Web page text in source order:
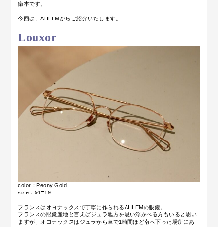
衛本です。
今回は、AHLEMからご紹介いたします。
Louxor
color：Peony Gold
size：54□19
フランスはオヨナックスで丁寧に作られるAHLEMの眼鏡。
フランスの眼鏡産地と言えばジュラ地方を思い浮かべる方もいると思い
ますが、オヨナックスはジュラから車で1時間ほど南へ下った場所にあ